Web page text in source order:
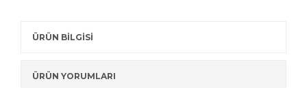
ÜRÜN BİLGİSİ
ÜRÜN YORUMLARI